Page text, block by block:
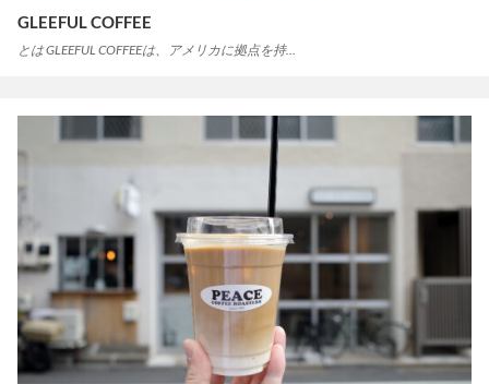
GLEEFUL COFFEE
とは GLEEFUL COFFEEは、アメリカに拠点を持…